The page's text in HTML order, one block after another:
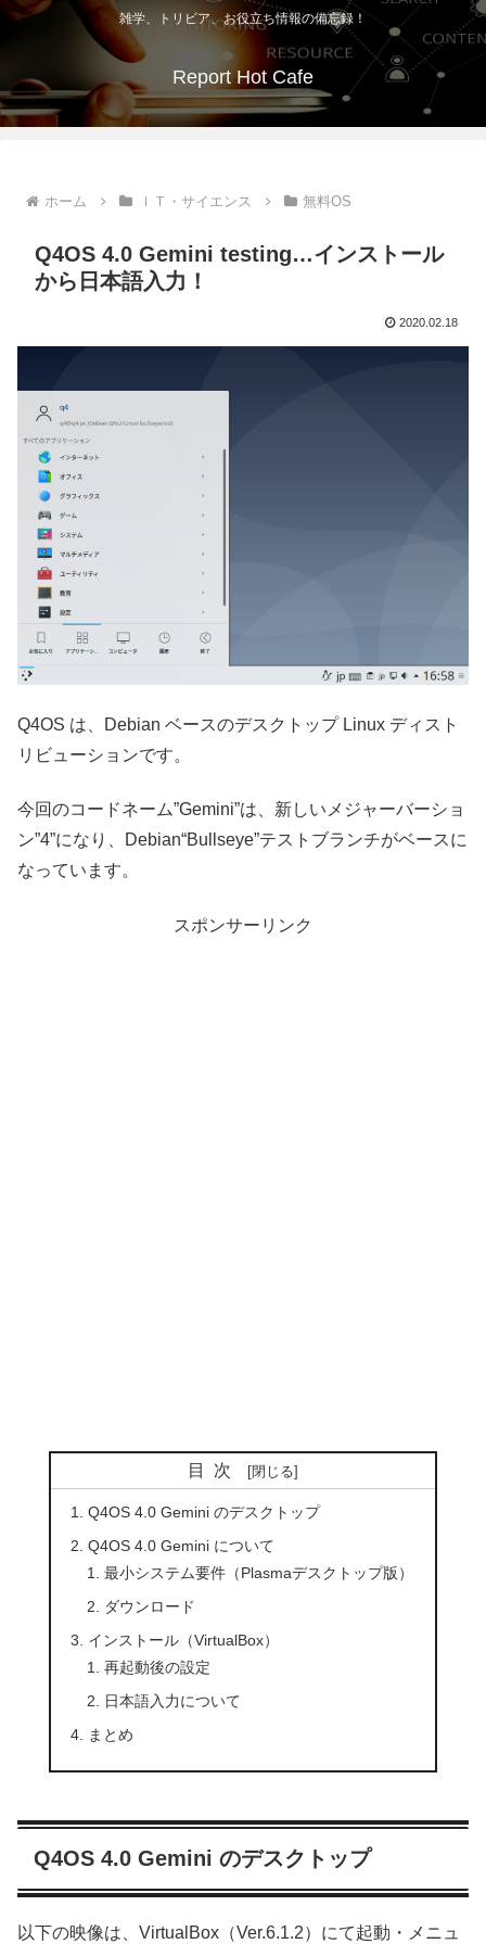
雑学、トリビア、お役立ち情報の備忘録！
Report Hot Cafe
ホーム ＩＴ・サイエンス 無料OS
Q4OS 4.0 Gemini testing…インストール
から日本語入力！
2020.02.18
Q4OS は、Debian ベースのデスクトップ Linux ディスト
リビューションです。
今回のコードネーム”Gemini”は、新しいメジャーバーショ
ン”4”になり、Debian“Bullseye”テストブランチがベースに
なっています。
スポンサーリンク
目次
Q4OS 4.0 Gemini のデスクトップ
Q4OS 4.0 Gemini について
最小システム要件（Plasmaデスクトップ版）
ダウンロード
インストール（VirtualBox）
再起動後の設定
日本語入力について
まとめ
Q4OS 4.0 Gemini のデスクトップ
以下の映像は、VirtualBox（Ver.6.1.2）にて起動・メニュ